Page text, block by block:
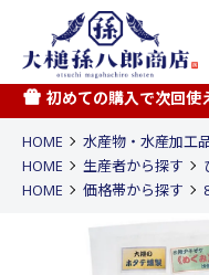
初めての購入で次回使
HOME 水産物・水産加工
HOME
生産者から探す
HOME
価格帯から探す